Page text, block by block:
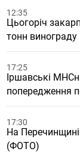
12:35
Цьогоріч
тонн
17:25
Іршавські
попередження
17:30
На
(ФОТО)